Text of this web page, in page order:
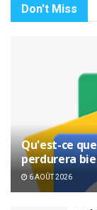
Don't Miss
Qu'est-ce
perdurera
6 AOÛT 2026